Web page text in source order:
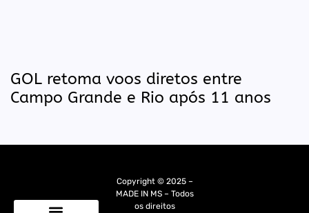
GOL retoma voos diretos entre
Campo Grande e Rio após 11 anos
Copyright © 2025 –
MADE IN MS – Todos
os direitos